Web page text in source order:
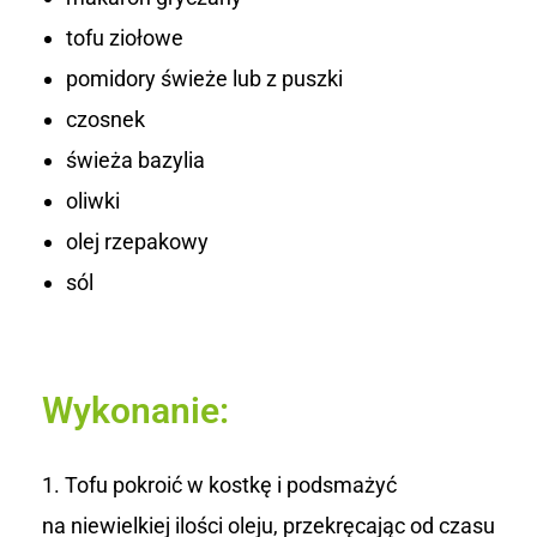
o
m
d
o
r
w
m
tofu ziołowe
pomidory świeże lub z puszki
czosnek
świeża bazylia
oliwki
olej rzepakowy
sól
Wykonanie:
Tofu pokroić w kostkę i podsmażyć
na niewielkiej ilości oleju, przekręcając od czasu